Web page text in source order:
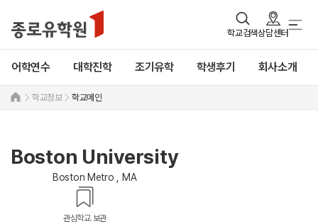
학교검색상담센터
어학연수 대학진학 조기유학 학생후기 회사소개
학교정보 학교메인
Boston University
Boston Metro , MA
관심학교 보관